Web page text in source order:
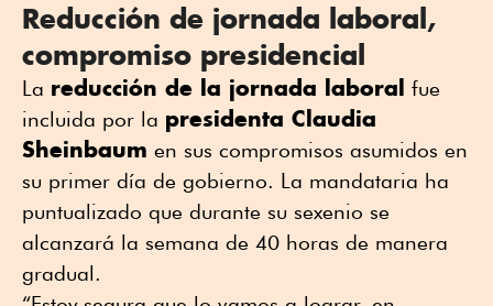
Reducción de jornada laboral,
compromiso presidencial
La reducción de la jornada laboral fue
incluida por la presidenta Claudia
Sheinbaum en sus compromisos asumidos en
su primer día de gobierno. La mandataria ha
puntualizado que durante su sexenio se
alcanzará la semana de 40 horas de manera
gradual.